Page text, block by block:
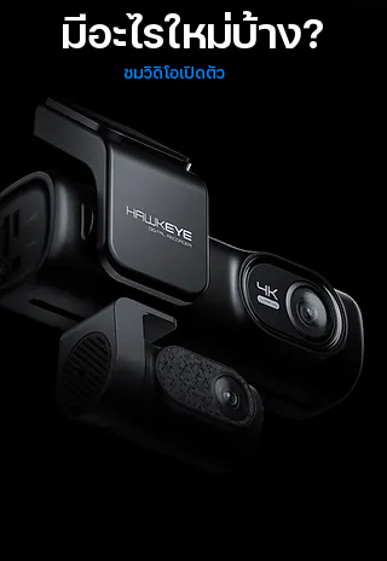
ชมวิดิโอเปิดตัว
มีอะไรใหม่บ้าง?